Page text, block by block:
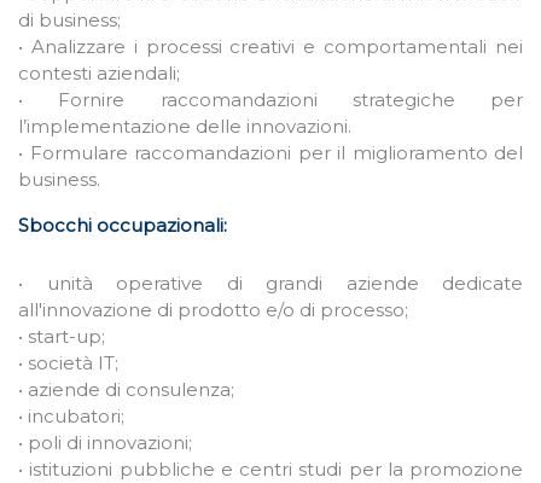
di business;
• Analizzare i processi creativi e comportamentali nei
contesti aziendali;
• Fornire raccomandazioni strategiche per
l’implementazione delle innovazioni.
• Formulare raccomandazioni per il miglioramento del
business.
Sbocchi occupazionali:
• unità operative di grandi aziende dedicate
all'innovazione di prodotto e/o di processo;
• start-up;
• società IT;
• aziende di consulenza;
• incubatori;
• poli di innovazioni;
• istituzioni pubbliche e centri studi per la promozione